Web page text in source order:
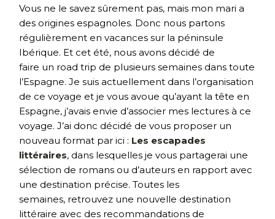
Vous ne le savez sûrement pas, mais mon mari a
des origines espagnoles. Donc nous partons
régulièrement en vacances sur la péninsule
Ibérique. Et cet été, nous avons décidé de
faire un road trip de plusieurs semaines dans toute
l’Espagne. Je suis actuellement dans l’organisation
de ce voyage et je vous avoue qu’ayant la tête en
Espagne, j’avais envie d’associer mes lectures à ce
voyage. J’ai donc décidé de vous proposer un
nouveau format par ici : Les escapades
littéraires, dans lesquelles je vous partagerai une
sélection de romans ou d’auteurs en rapport avec
une destination précise. Toutes les
semaines, retrouvez une nouvelle destination
littéraire avec des recommandations de